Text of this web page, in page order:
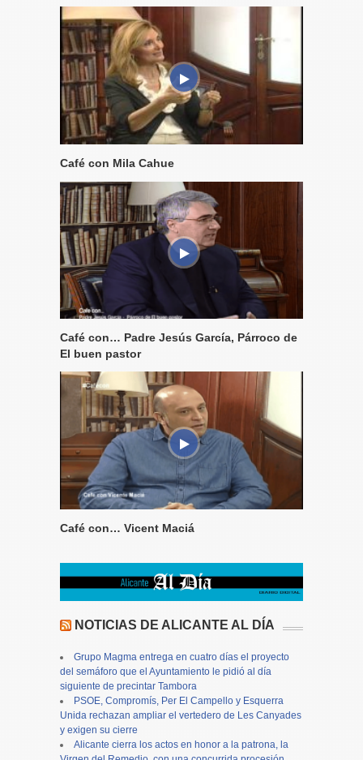
Café con Mila Cahue
Café con… Padre Jesús García, Párroco de
El buen pastor
Café con… Vicent Maciá
NOTICIAS DE ALICANTE AL DÍA
Grupo Magma entrega en cuatro días el proyecto
del semáforo que el Ayuntamiento le pidió al día
siguiente de precintar Tambora
PSOE, Compromís, Per El Campello y Esquerra
Unida rechazan ampliar el vertedero de Les Canyades
y exigen su cierre
Alicante cierra los actos en honor a la patrona, la